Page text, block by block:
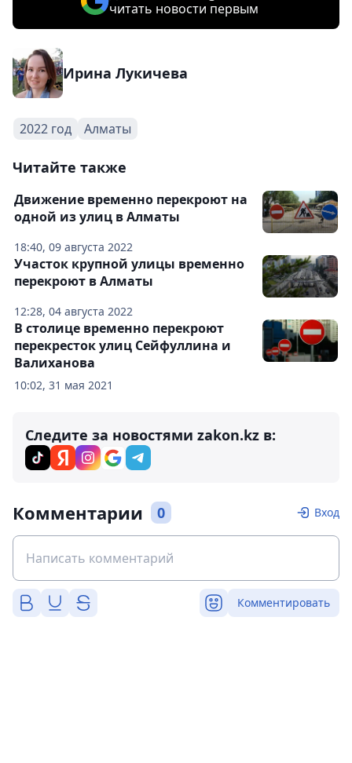
читать новости первым
Ирина Лукичева
2022 год Алматы
Читайте также
18:40, 09 августа 2022
Движение временно перекроют на
одной из улиц в Алматы
12:28, 04 августа 2022
Участок крупной улицы временно
перекроют в Алматы
10:02, 31 мая 2021
В столице временно перекроют
перекресток улиц Сейфуллина и
Валиханова
Следите за новостями zakon.kz в:
Комментарии 0 Вход
Комментировать